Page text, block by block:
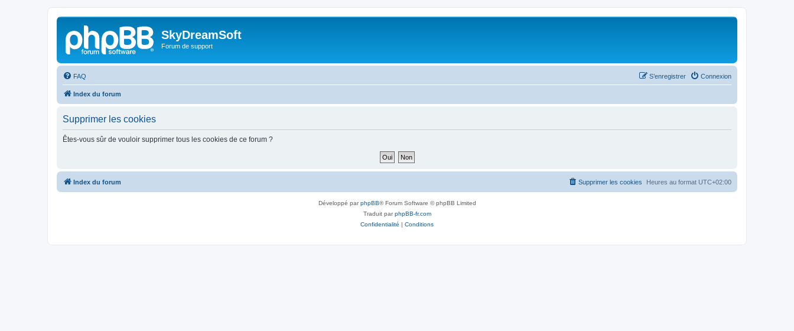
SkyDreamSoft
Forum de support
FAQ Connexion
S’enregistrer
Index du forum
Supprimer les cookies
Êtes-vous sûr de vouloir supprimer tous les cookies de ce forum ?
Index du forum Heures au format UTC+02:00
Supprimer les cookies
Développé parphpBB® Forum Software © phpBB Limited
Traduit parphpBB-fr.com
Confidentialité | Conditions